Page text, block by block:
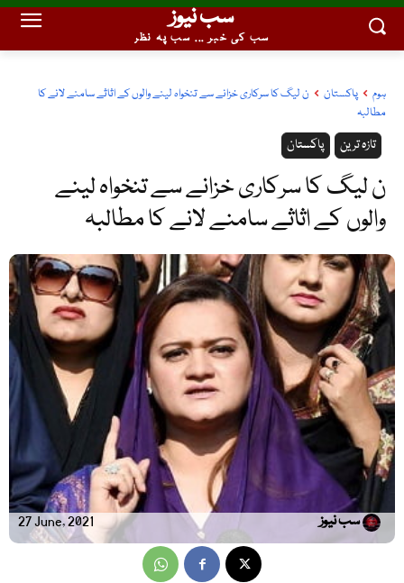
سب نیوز
سب کی خبر ... سب پہ نظر
ہوم پاکستان
ن لیگ کا سرکاری خزانے سے تنخواہ لینے والوں کے اثاثے سامنے لانے کا
مطالبہ
پاکستان تازہ ترین
ن لیگ کا سرکاری خزانے سے تنخواہ لینے
والوں کے اثاثے سامنے لانے کا مطالبہ
27 June, 2021 سب نیوز